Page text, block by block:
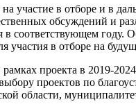
участие в отборе и в
обсуждений и
в соответствующем году.
участия в отборе на
проекта в 2019-2024
проектов по
области,